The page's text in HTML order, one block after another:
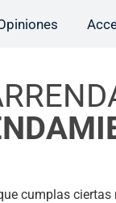
cumplas